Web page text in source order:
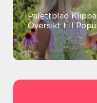
Palettblad
Översikt till